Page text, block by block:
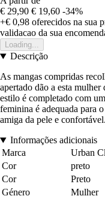
€ 29,90 € 19,60 -34%
+€ 0,98 oferecidos na sua
validacao da sua
Loading...
Descrição
As mangas compridas
apertado dão a esta
estilo é completado com
feminina é adequada para
amiga da pele e confortável.
Informações adicionais
Marca
Urban
Cor
preto
Cor
Preto
Género
Mulher